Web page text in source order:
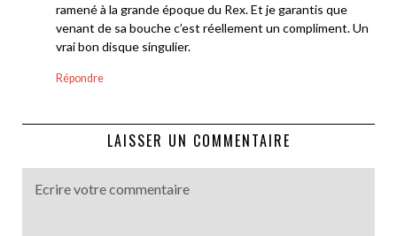
ramené à la grande époque du Rex. Et je garantis que
venant de sa bouche c’est réellement un compliment. Un
vrai bon disque singulier.
Répondre
LAISSER UN COMMENTAIRE